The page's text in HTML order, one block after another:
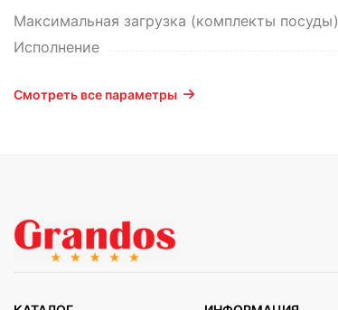
Максимальная загрузка (комплекты посуды)
Исполнение
Смотреть все параметры